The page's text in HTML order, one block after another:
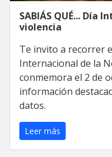
SABIÁS QUÉ... Día
violencia
Te invito a recorrer
Internacional de la
conmemora el 2 de
información
datos.
Leer más